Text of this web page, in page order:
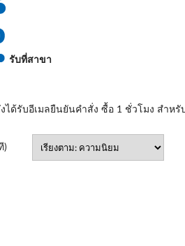
รับที่สาขา
ได้รับอีเมลยืนยันคำสั่ง ซื้อ 1 ชั่วโมง สำห
)